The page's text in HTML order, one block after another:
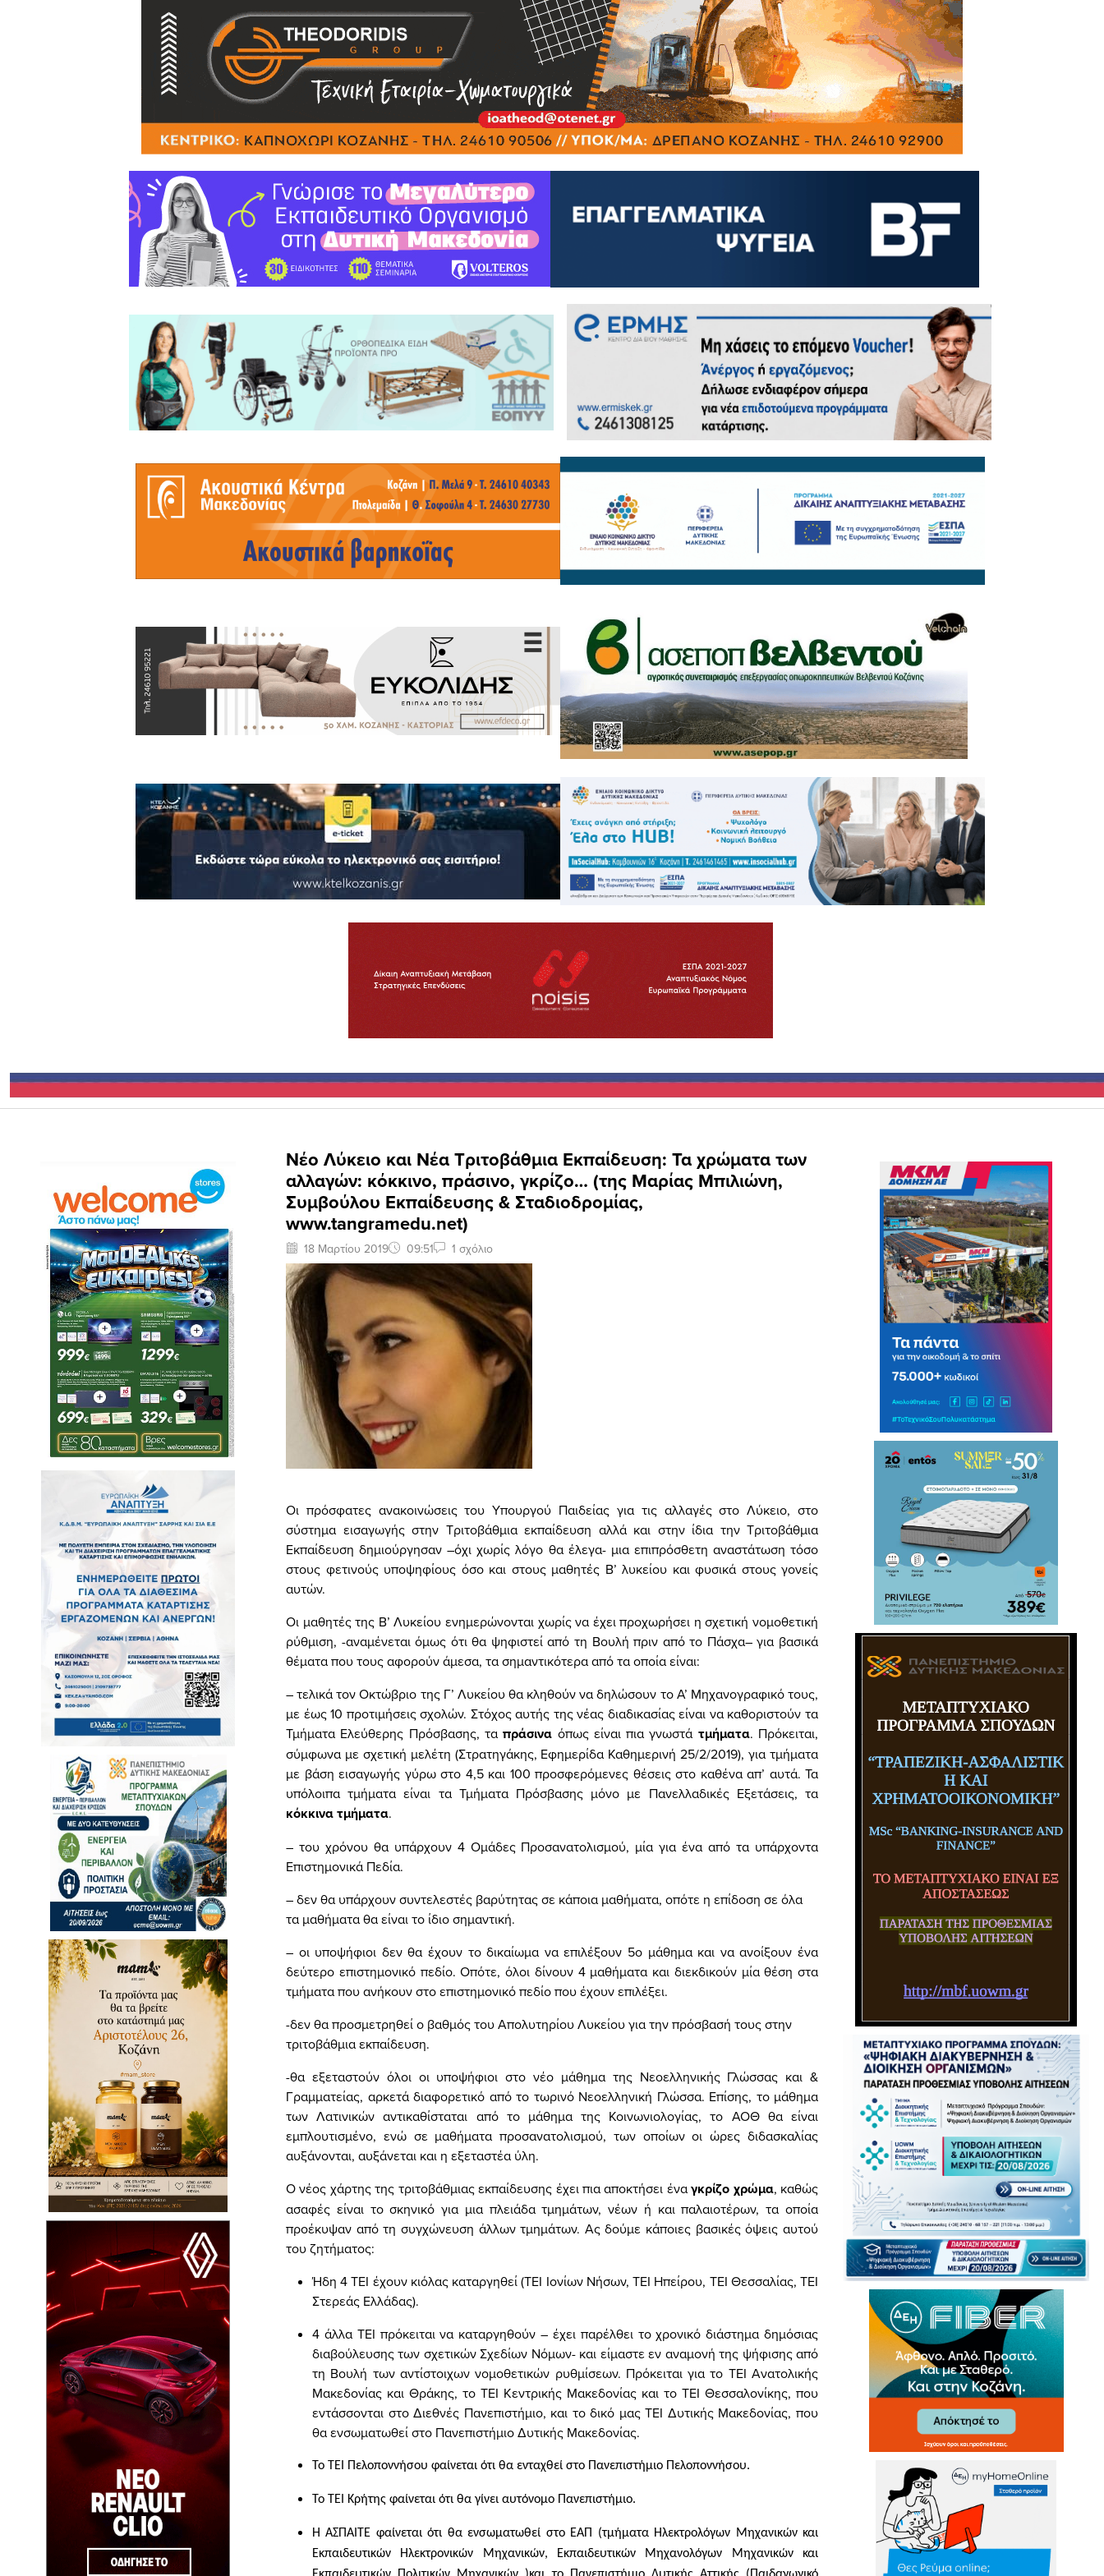
Νέο Λύκειο και Νέα Τριτοβάθμια Εκπαίδευση: Τα χρώματα των
αλλαγών: κόκκινο, πράσινο, γκρίζο… (της Μαρίας Μπιλιώνη,
Συμβούλου Εκπαίδευσης & Σταδιοδρομίας,
www.tangramedu.net)
18 Μαρτίου 2019 09:51 1 σχόλιο
Οι πρόσφατες ανακοινώσεις του Υπουργού Παιδείας για τις αλλαγές στο Λύκειο, στο
σύστημα εισαγωγής στην Τριτοβάθμια εκπαίδευση αλλά και στην ίδια την Τριτοβάθμια
Εκπαίδευση δημιούργησαν –όχι χωρίς λόγο θα έλεγα- μια επιπρόσθετη αναστάτωση τόσο
στους φετινούς υποψηφίους όσο και στους μαθητές Β’ λυκείου και φυσικά στους γονείς
αυτών.
Οι μαθητές της Β’ Λυκείου ενημερώνονται χωρίς να έχει προχωρήσει η σχετική νομοθετική
ρύθμιση, -αναμένεται όμως ότι θα ψηφιστεί από τη Βουλή πριν από το Πάσχα– για βασικά
θέματα που τους αφορούν άμεσα, τα σημαντικότερα από τα οποία είναι:
– τελικά τον Οκτώβριο της Γ’ Λυκείου θα κληθούν να δηλώσουν το Α’ Μηχανογραφικό τους,
με έως 10 προτιμήσεις σχολών. Στόχος αυτής της νέας διαδικασίας είναι να καθοριστούν τα
Τμήματα Ελεύθερης Πρόσβασης, ταπράσινα όπως είναι πια γνωστά τμήματα. Πρόκειται,
σύμφωνα με σχετική μελέτη (Στρατηγάκης, Εφημερίδα Καθημερινή 25/2/2019), για τμήματα
με βάση εισαγωγής γύρω στο 4,5 και 100 προσφερόμενες θέσεις στο καθένα απ’ αυτά. Τα
υπόλοιπα τμήματα είναι τα Τμήματα Πρόσβασης μόνο με Πανελλαδικές Εξετάσεις, τα
κόκκινα τμήματα.
– του χρόνου θα υπάρχουν 4 Ομάδες Προσανατολισμού, μία για ένα από τα υπάρχοντα
Επιστημονικά Πεδία.
– δεν θα υπάρχουν συντελεστές βαρύτητας σε κάποια μαθήματα, οπότε η επίδοση σε όλα
τα μαθήματα θα είναι το ίδιο σημαντική.
– οι υποψήφιοι δεν θα έχουν το δικαίωμα να επιλέξουν 5ο μάθημα και να ανοίξουν ένα
δεύτερο επιστημονικό πεδίο. Οπότε, όλοι δίνουν 4 μαθήματα και διεκδικούν μία θέση στα
τμήματα που ανήκουν στο επιστημονικό πεδίο που έχουν επιλέξει.
-δεν θα προσμετρηθεί ο βαθμός του Απολυτηρίου Λυκείου για την πρόσβασή τους στην
τριτοβάθμια εκπαίδευση.
-θα εξεταστούν όλοι οι υποψήφιοι στο νέο μάθημα της Νεοελληνικής Γλώσσας και &
Γραμματείας, αρκετά διαφορετικό από το τωρινό Νεοελληνική Γλώσσα. Επίσης, το μάθημα
των Λατινικών αντικαθίσταται από το μάθημα της Κοινωνιολογίας, το ΑΟΘ θα είναι
εμπλουτισμένο, ενώ σε μαθήματα προσανατολισμού, των οποίων οι ώρες διδασκαλίας
αυξάνονται, αυξάνεται και η εξεταστέα ύλη.
Ο νέος χάρτης της τριτοβάθμιας εκπαίδευσης έχει πια αποκτήσει έναγκρίζο χρώμα, καθώς
ασαφές είναι το σκηνικό για μια πλειάδα τμημάτων, νέων ή και παλαιοτέρων, τα οποία
προέκυψαν από τη συγχώνευση άλλων τμημάτων. Ας δούμε κάποιες βασικές όψεις αυτού
του ζητήματος:
Ήδη 4 ΤΕΙ έχουν κιόλας καταργηθεί (ΤΕΙ Ιονίων Νήσων, ΤΕΙ Ηπείρου, ΤΕΙ Θεσσαλίας, ΤΕΙ
Στερεάς Ελλάδας).
4 άλλα ΤΕΙ πρόκειται να καταργηθούν – έχει παρέλθει το χρονικό διάστημα δημόσιας
διαβούλευσης των σχετικών Σχεδίων Νόμων- και είμαστε εν αναμονή της ψήφισης από
τη Βουλή των αντίστοιχων νομοθετικών ρυθμίσεων. Πρόκειται για το ΤΕΙ Ανατολικής
Μακεδονίας και Θράκης, το ΤΕΙ Κεντρικής Μακεδονίας και το ΤΕΙ Θεσσαλονίκης, που
εντάσσονται στο Διεθνές Πανεπιστήμιο, και το δικό μας ΤΕΙ Δυτικής Μακεδονίας, που
θα ενσωματωθεί στο Πανεπιστήμιο Δυτικής Μακεδονίας.
Το ΤΕΙ Πελοποννήσου φαίνεται ότι θα ενταχθεί στο Πανεπιστήμιο Πελοποννήσου.
Το ΤΕΙ Κρήτης φαίνεται ότι θα γίνει αυτόνομο Πανεπιστήμιο.
Η ΑΣΠΑΙΤΕ φαίνεται ότι θα ενσωματωθεί στο ΕΑΠ (τμήματα Ηλεκτρολόγων Μηχανικών και
Εκπαιδευτικών Ηλεκτρονικών Μηχανικών, Εκπαιδευτικών Μηχανολόγων Μηχανικών και